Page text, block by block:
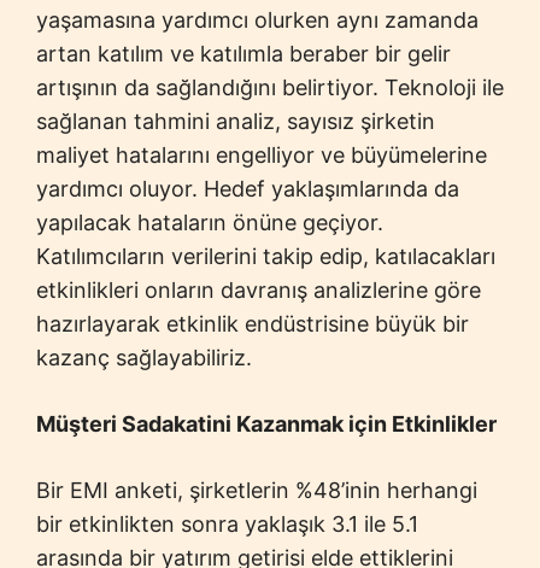
yaşamasına yardımcı olurken aynı zamanda
artan katılım ve katılımla beraber bir gelir
artışının da sağlandığını belirtiyor. Teknoloji ile
sağlanan tahmini analiz, sayısız şirketin
maliyet hatalarını engelliyor ve büyümelerine
yardımcı oluyor. Hedef yaklaşımlarında da
yapılacak hataların önüne geçiyor.
Katılımcıların verilerini takip edip, katılacakları
etkinlikleri onların davranış analizlerine göre
hazırlayarak etkinlik endüstrisine büyük bir
kazanç sağlayabiliriz.
Müşteri Sadakatini Kazanmak için Etkinlikler
Bir EMI anketi, şirketlerin %48’inin herhangi
bir etkinlikten sonra yaklaşık 3.1 ile 5.1
arasında bir yatırım getirisi elde ettiklerini